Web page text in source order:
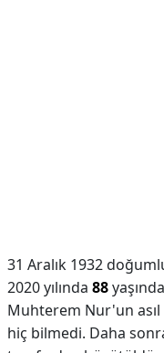
31 Aralık 1932
2020 yılında 88
Muhterem Nur'un asıl
hiç bilmedi. Daha